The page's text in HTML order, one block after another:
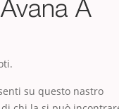
A
su questo nastro